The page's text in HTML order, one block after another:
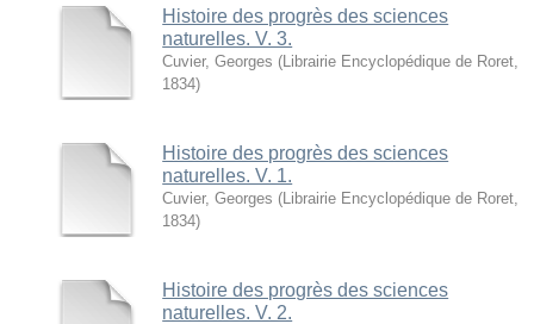
Histoire des progrès des sciences
naturelles. V. 3.
Cuvier, Georges ( Librairie Encyclopédique de Roret
1834)
Histoire des progrès des sciences
naturelles. V. 1.
Cuvier, Georges ( Librairie Encyclopédique de Roret
1834)
Histoire des progrès des sciences
naturelles. V. 2.